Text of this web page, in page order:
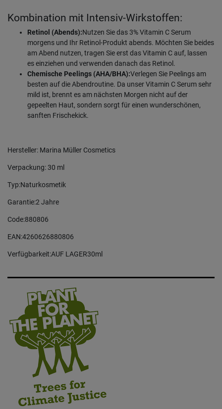
Kombination mit Intensiv-Wirkstoffen:
Retinol (Abends):Nutzen Sie das 3% Vitamin C Serum
morgens und Ihr Retinol-Produkt abends. Möchten Sie beides
am Abend nutzen, tragen Sie erst das Vitamin C auf, lassen
es einziehen und verwenden danach das Retinol.
Chemische Peelings (AHA/BHA):Verlegen Sie Peelings am
besten auf die Abendroutine. Da unser Vitamin C Serum sehr
mild ist, brennt es am nächsten Morgen nicht auf der
gepeelten Haut, sondern sorgt für einen wunderschönen,
sanften Frischekick.
Hersteller: Marina Müller Cosmetics
Verpackung: 30 ml
Typ:Naturkosmetik
Garantie:2 Jahre
Code:880806
EAN:4260626880806
Verfügbarkeit:AUF LAGER30ml